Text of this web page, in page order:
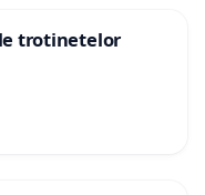
trotinetelor